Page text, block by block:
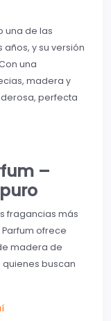
una de las
y su versión
una
madera y
perfecta
–
fragancias más
ofrece
madera de
quienes buscan